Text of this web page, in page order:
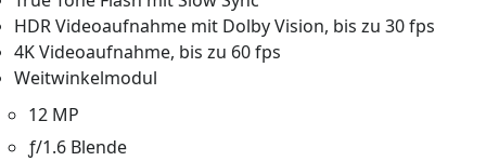
HDR Videoaufnahme mit Dolby Vision, bis zu 30 fps
4K Videoaufnahme, bis zu 60 fps
Weitwinkelmodul
12 MP
ƒ/1.6 Blende